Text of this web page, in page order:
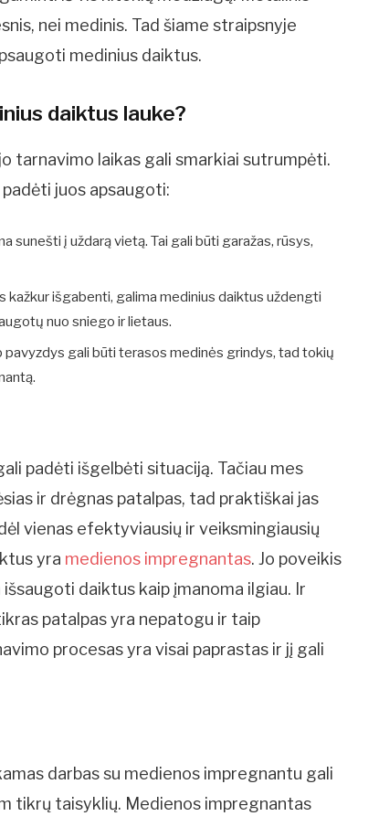
nei medinis. Tad šiame straipsnyje
medinius daiktus.
daiktus lauke?
tarnavimo laikas gali smarkiai sutrumpėti.
juos apsaugoti:
sunešti į uždarą vietą. Tai gali būti garažas, rūsys,
kažkur išgabenti, galima medinius daiktus uždengti
nuo sniego ir lietaus.
pavyzdys gali būti terasos medinės grindys, tad tokių
padėti išgelbėti situaciją. Tačiau mes
ir drėgnas patalpas, tad praktiškai jas
vienas efektyviausių ir veiksmingiausių
yra medienos impregnantas. Jo poveikis
daiktus kaip įmanoma ilgiau. Ir
patalpas yra nepatogu ir taip
procesas yra visai paprastas ir jį gali
darbas su medienos impregnantu gali
tikrų taisyklių. Medienos impregnantas